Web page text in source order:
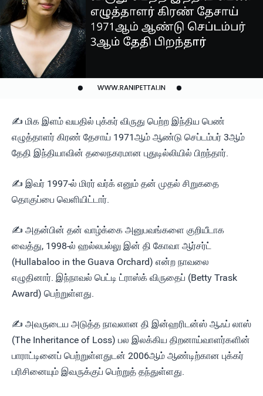
✍ மிக இளம் வயதில் புக்கர் விருது பெற்ற இந்திய பெண்
எழுத்தாளர் கிரண் தேசாய் 1971ஆம் ஆண்டு செப்டம்பர் 3ஆம்
தேதி இந்தியாவின் தலைநகரமான புதுடில்லியில் பிறந்தார்.
✍ இவர் 1997-ல் மிரர் வர்க் எனும் தன் முதல் சிறுகதை
தொகுப்பை வெளியிட்டார்.
✍ அதன்பின் தன் வாழ்க்கை அனுபவங்களை குறியீடாக
வைத்து, 1998-ல் ஹல்லபல்லு இன் தி கோவா ஆர்சர்ட்
(Hullabaloo in the Guava Orchard) என்ற நாவலை
எழுதினார். இந்நாவல் பெட்டி ட்ராஸ்க் விருதைப் (Betty Trask
Award) பெற்றுள்ளது.
✍ அவருடைய அடுத்த நாவலான தி இன்ஹரிடன்ஸ் ஆஃப் லாஸ்
(The Inheritance of Loss) பல இலக்கிய திறனாய்வாளர்களின்
பாராட்டினைப் பெற்றுள்ளதுடன் 2006ஆம் ஆண்டிற்கான புக்கர்
பரிசினையும் இவருக்குப் பெற்றுத் தந்துள்ளது.